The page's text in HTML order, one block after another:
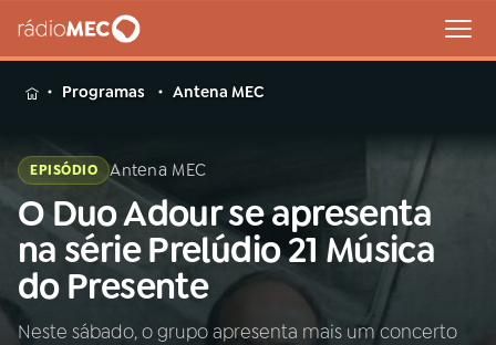
MENU
Buscar
na
Rádio
MEC
Buscar
Início AO VIVO
Programas Antena MEC
EPISÓDIO Antena MEC
O Duo Adour se apresenta
na série Prelúdio 21 Música
do Presente
Neste sábado, o grupo apresenta mais um concerto